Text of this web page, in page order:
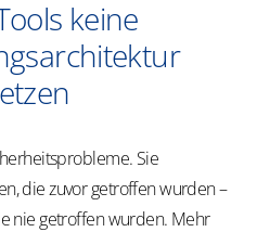
keine
Sie
die zuvor getroffen wurden –
nie getroffen wurden. Mehr